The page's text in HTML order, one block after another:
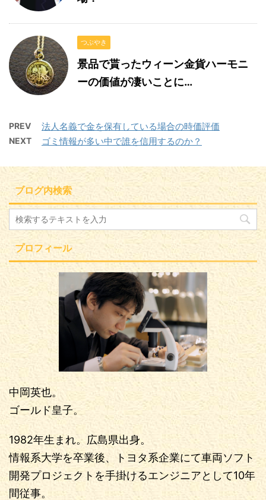
つぶやき
景品で貰ったウィーン金貨ハーモニ
ーの価値が凄いことに…
PREV 法人名義で金を保有している場合の時価評価
NEXT ゴミ情報が多い中で誰を信用するのか？
ブログ内検索
プロフィール
中岡英也。
ゴールド皇子。
1982年生まれ。広島県出身。
情報系大学を卒業後、トヨタ系企業にて車両ソフト
開発プロジェクトを手掛けるエンジニアとして10年
間従事。